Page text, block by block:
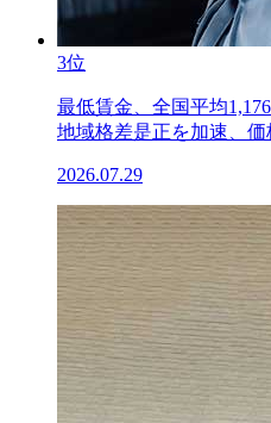
3位
最低賃金、全国平均
地域格差是正を加速、
2026.07.29